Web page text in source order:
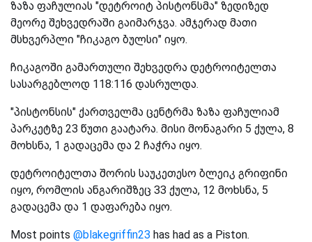
ზაზა ფაჩულიას "დეტროიტ პისტონსმა" ზედიზედ
მეორე შეხვედრაში გაიმარჯვა. ამჯერად მათი
მსხვერპლი "ჩიკაგო ბულსი" იყო.
ჩიკაგოში გამართული შეხვედრა დეტროიტელთა
სასარგებლოდ 118:116 დასრულდა.
"პისტონსის" ქართველმა ცენტრმა ზაზა ფაჩულიამ
პარკეტზე 23 წუთი გაატარა. მისი მონაგარი 5 ქულა, 8
მოხსნა, 1 გადაცემა და 2 ჩაჭრა იყო.
დეტროიტელთა შორის საუკეთესო ბლეიკ გრიფინი
იყო, რომლის ანგარიშზეც 33 ქულა, 12 მოხსნა, 5
გადაცემა და 1 დაფარება იყო.
Most points @blakegriffin23 has had as a Piston.